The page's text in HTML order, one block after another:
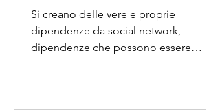
Si creano delle vere e proprie
dipendenze da social network,
dipendenze che possono essere